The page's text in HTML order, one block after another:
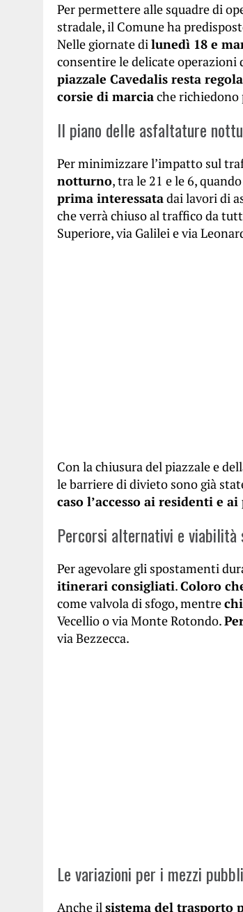
Per permettere alle squadre di
stradale, il Comune ha
Nelle giornate dilunedì 18 e
consentire le delicate operazioni
piazzale Cavedalis resta
corsie di marciache
Il piano delle asfaltature
Per minimizzare l’impatto sul
notturno, tra le 21 e le 6,
prima interessatadai lavori di
che verrà chiuso al traffico da
Superiore, via Galilei e via
Con la chiusura del piazzale e
le barriere di divieto sono già
caso l’accesso ai residenti e
Percorsi alternativi e viabilità
Per agevolare gli spostamenti
itinerari consigliati.Coloro
come valvola di sfogo, mentre
Vecellio o via Monte Rotondo.
via Bezzecca.
Le variazioni per i mezzi
Anche ilsistema del trasporto